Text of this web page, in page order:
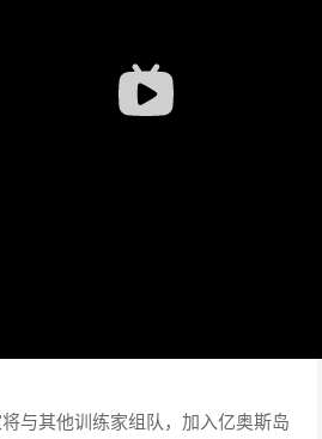
与其他训练家组队，加入亿奥斯岛